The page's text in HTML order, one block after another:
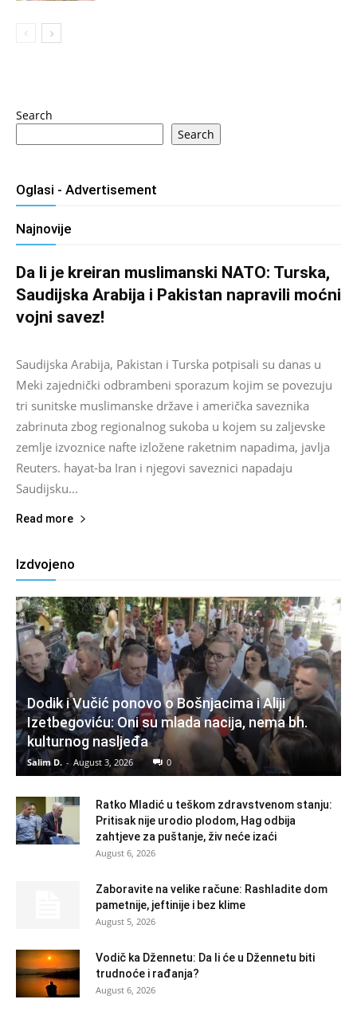
Search
Search
Oglasi - Advertisement
Najnovije
Da li je kreiran muslimanski NATO: Turska,
Saudijska Arabija i Pakistan napravili moćni
vojni savez!
Salim D. - August 7, 2026
Saudijska Arabija, Pakistan i Turska potpisali su danas u
Meki zajednički odbrambeni sporazum kojim se povezuju
tri sunitske muslimanske države i američka saveznika
zabrinuta zbog regionalnog sukoba u kojem su zaljevske
zemlje izvoznice nafte izložene raketnim napadima, javlja
Reuters. hayat-ba Iran i njegovi saveznici napadaju
Saudijsku...
Read more
Izdvojeno
Dodik i Vučić ponovo o Bošnjacima i Aliji
Izetbegoviću: Oni su mlada nacija, nema bh.
kulturnog nasljeđa
Salim D. - August 3, 2026 0
Ratko Mladić u teškom zdravstvenom stanju:
Pritisak nije urodio plodom, Hag odbija
zahtjeve za puštanje, živ neće izaći
August 6, 2026
Zaboravite na velike račune: Rashladite dom
pametnije, jeftinije i bez klime
August 5, 2026
Vodič ka Džennetu: Da li će u Džennetu biti
trudnoće i rađanja?
August 6, 2026